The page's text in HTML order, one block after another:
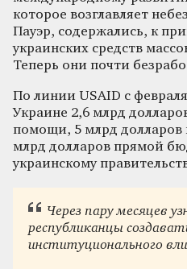
которое возглавляет
Пауэр, содержались, к
украинских средств
Теперь они почти
По линии USAID с
Украине 2,6 млрд
помощи, 5 млрд долларов
млрд долларов прямой
украинскому
Через пару месяцев
республиканцы
институционального